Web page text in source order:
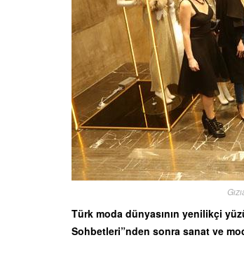
Türk moda dünyasının yenilikçi
Sohbetleri”nden sonra sanat ve